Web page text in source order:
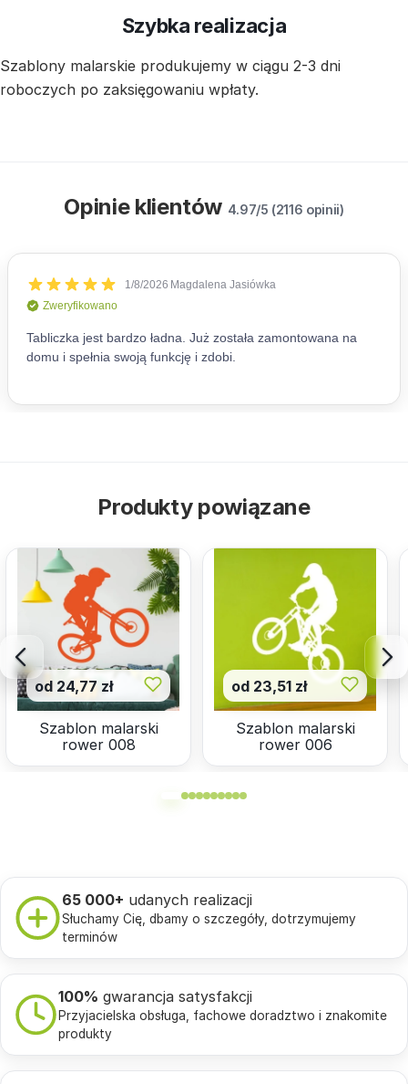
Szybka realizacja
Szablony malarskie produkujemy w ciągu 2-3 dni
roboczych po zaksięgowaniu wpłaty.
Opinie klientów 4.97/5 (2116 opinii)
Produkty powiązane
od 24,77 zł
Szablon malarski
rower 008
od 23,51 zł
Szablon malarski
rower 006
65 000+ udanych realizacji
Słuchamy Cię, dbamy o szczegóły, dotrzymujemy
terminów
100% gwarancja satysfakcji
Przyjacielska obsługa, fachowe doradztwo i znakomite
produkty